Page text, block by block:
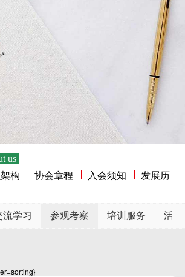
us
构 协会章程 入会须知
发展历
流学习 参观考察 培训服务 活